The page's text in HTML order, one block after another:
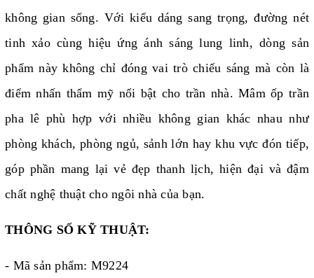
không gian sống. Với kiểu dáng sang trọng, đường nét
tinh xảo cùng hiệu ứng ánh sáng lung linh, dòng sản
phẩm này không chỉ đóng vai trò chiếu sáng mà còn là
điểm nhấn thẩm mỹ nổi bật cho trần nhà. Mâm ốp trần
pha lê phù hợp với nhiều không gian khác nhau như
phòng khách, phòng ngủ, sảnh lớn hay khu vực đón tiếp,
góp phần mang lại vẻ đẹp thanh lịch, hiện đại và đậm
chất nghệ thuật cho ngôi nhà của bạn.
THÔNG SỐ KỸ THUẬT:
- Mã sản phẩm: M9224